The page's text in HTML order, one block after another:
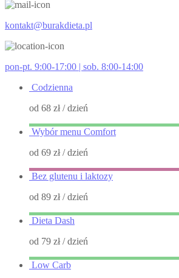
kontakt@burakdieta.pl
pon-pt. 9:00-17:00 | sob. 8:00-14:00
Codzienna
od 68 zł/ dzień
Wybór menu Comfort
od 69 zł/ dzień
Bez glutenu i laktozy
od 89 zł/ dzień
Dieta Dash
od 79 zł/ dzień
Low Carb